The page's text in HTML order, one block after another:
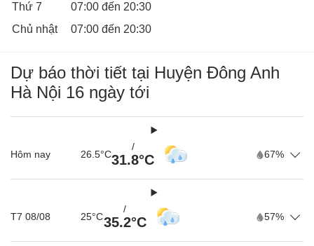
Chimi Farm không chỉ là một vườn dâu, mà còn là một lớp
học ngoài trời lý thú. Qua các hoạt động tại đây, bé sẽ
tuệ, thể chất và tình cảm.
Thứ 7
07:00 đến 20:30
Chủ nhật
07:00 đến 20:30
Dự báo thời tiết tại Huyện Đông Anh
Hà Nội 16 ngày tới
Hôm nay 26.5°C
/
31.8°C 67%
T7 08/08 25°C
/
35.2°C 57%